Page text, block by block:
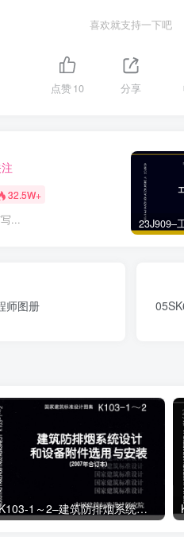
喜欢就支持一下吧
点赞10 分享
32.5W+
... 23J909–
师图册
K103-1～2–建筑防排烟系统设计和设备附件选用与安装（2007年合订本）